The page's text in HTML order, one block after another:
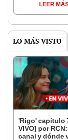
LEER
LO MÁS VISTO
'Rigo' capítulo
VIVO] por
canal y dónde